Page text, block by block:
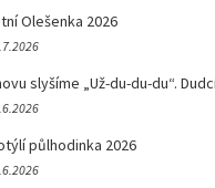
Olešenka 2026
slyšíme „Už-du-du-du“.
půlhodinka 2026